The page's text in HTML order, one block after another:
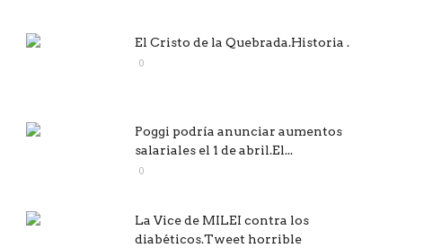
El Cristo de la Quebrada.Historia .
0
Poggi podría anunciar aumentos
salariales el 1 de abril.El...
0
La Vice de MILEI contra los
diabéticos.Tweet horrible